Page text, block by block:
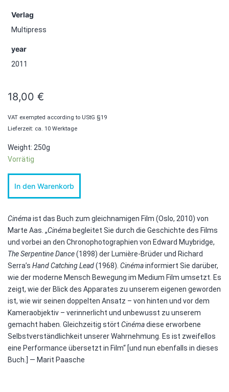
Verlag
Multipress
year
2011
18,00 €
VAT exempted according to UStG §19
Lieferzeit: ca. 10 Werktage
Weight: 250g
Vorrätig
Menge
In den Warenkorb
Cinémaist das Buch zum gleichnamigen Film (Oslo, 2010) von
Marte Aas. „Cinémabegleitet Sie durch die Geschichte des Films
und vorbei an den Chronophotographien von Edward Muybridge,
The Serpentine Dance(1898) der Lumière-Brüder und Richard
Serra’s Hand Catching Lead(1968). Cinémainformiert Sie darüber,
wie der moderne Mensch Bewegung im Medium Film umsetzt. Es
zeigt, wie der Blick des Apparates zu unserem eigenen geworden
ist, wie wir seinen doppelten Ansatz – von hinten und vor dem
Kameraobjektiv – verinnerlicht und unbewusst zu unserem
gemacht haben. Gleichzeitig stört Cinémadiese erworbene
Selbstverständlichkeit unserer Wahrnehmung. Es ist zweifellos
eine Performance übersetzt in Film“ [und nun ebenfalls in dieses
Buch.] — Marit Paasche